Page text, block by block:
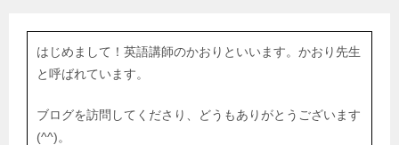
はじめまして！英語講師のかおりといいます。かおり先生
と呼ばれています。
ブログを訪問してくださり、どうもありがとうございます
(^^)。